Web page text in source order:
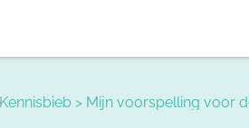
Kennisbieb > Mijn voorspelling voor